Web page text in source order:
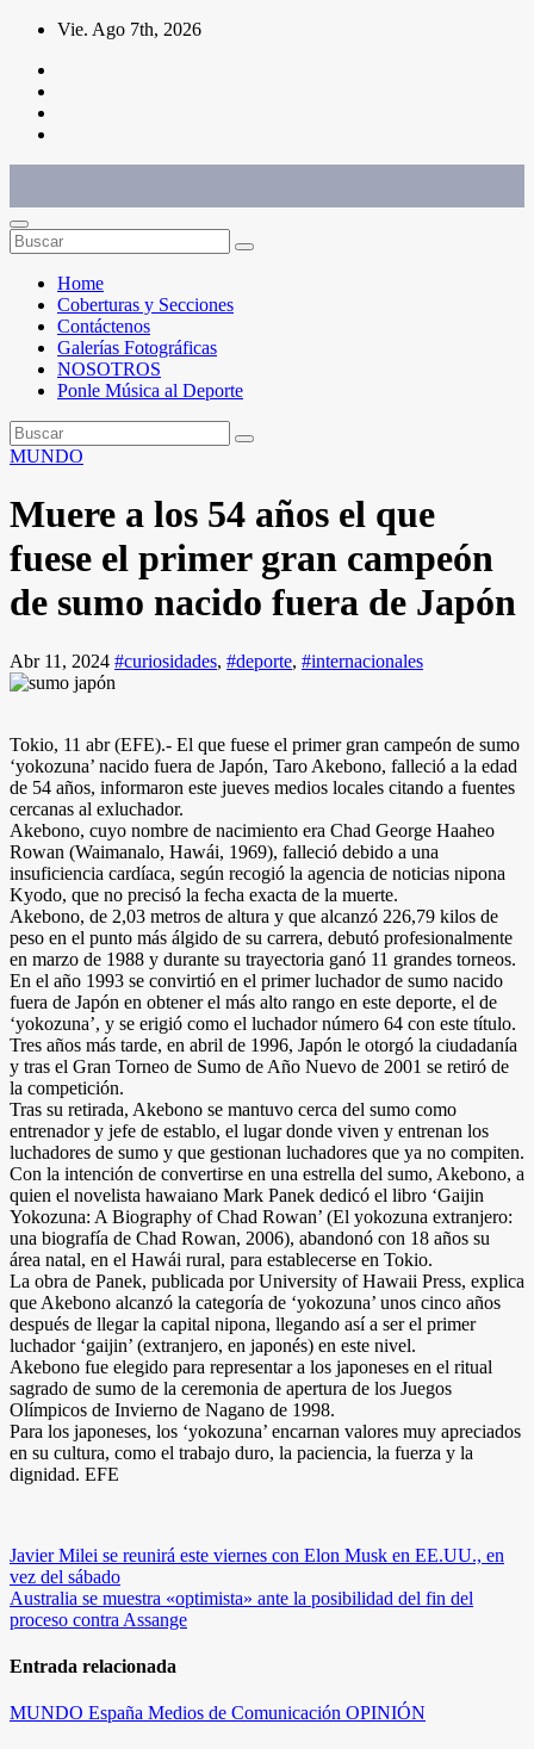
Saltar
contenido
Vie. Ago 7th, 2026
Home
Coberturas y Secciones
Contáctenos
Galerías Fotográficas
NOSOTROS
Ponle Música al Deporte
MUNDO
Muere a los 54 años el que
fuese el primer gran campeón
de sumo nacido fuera de Japón
Abr 11, 2024 #curiosidades, #deporte, #internacionales
Tokio, 11 abr (EFE).- El que fuese el primer gran campeón de sumo
‘yokozuna’ nacido fuera de Japón, Taro Akebono, falleció a la edad
de 54 años, informaron este jueves medios locales citando a fuentes
cercanas al exluchador.
Akebono, cuyo nombre de nacimiento era Chad George Haaheo
Rowan (Waimanalo, Hawái, 1969), falleció debido a una
insuficiencia cardíaca, según recogió la agencia de noticias nipona
Kyodo, que no precisó la fecha exacta de la muerte.
Akebono, de 2,03 metros de altura y que alcanzó 226,79 kilos de
peso en el punto más álgido de su carrera, debutó profesionalmente
en marzo de 1988 y durante su trayectoria ganó 11 grandes torneos.
En el año 1993 se convirtió en el primer luchador de sumo nacido
fuera de Japón en obtener el más alto rango en este deporte, el de
‘yokozuna’, y se erigió como el luchador número 64 con este título.
Tres años más tarde, en abril de 1996, Japón le otorgó la ciudadanía
y tras el Gran Torneo de Sumo de Año Nuevo de 2001 se retiró de
la competición.
Tras su retirada, Akebono se mantuvo cerca del sumo como
entrenador y jefe de establo, el lugar donde viven y entrenan los
luchadores de sumo y que gestionan luchadores que ya no compiten.
Con la intención de convertirse en una estrella del sumo, Akebono, a
quien el novelista hawaiano Mark Panek dedicó el libro ‘Gaijin
Yokozuna: A Biography of Chad Rowan’ (El yokozuna extranjero:
una biografía de Chad Rowan, 2006), abandonó con 18 años su
área natal, en el Hawái rural, para establecerse en Tokio.
La obra de Panek, publicada por University of Hawaii Press, explica
que Akebono alcanzó la categoría de ‘yokozuna’ unos cinco años
después de llegar la capital nipona, llegando así a ser el primer
luchador ‘gaijin’ (extranjero, en japonés) en este nivel.
Akebono fue elegido para representar a los japoneses en el ritual
sagrado de sumo de la ceremonia de apertura de los Juegos
Olímpicos de Invierno de Nagano de 1998.
Para los japoneses, los ‘yokozuna’ encarnan valores muy apreciados
en su cultura, como el trabajo duro, la paciencia, la fuerza y la
dignidad. EFE
Navegación
de
entradas
Javier Milei se reunirá este viernes con Elon Musk en EE.UU., en
vez del sábado
Australia se muestra «optimista» ante la posibilidad del fin del
proceso contra Assange
Entrada relacionada
MUNDO España Medios de Comunicación OPINIÓN